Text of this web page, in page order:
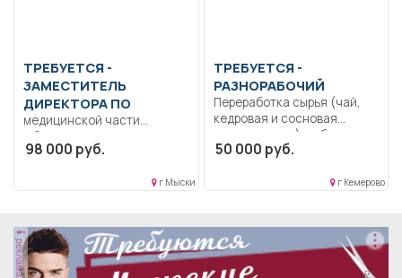
ТРЕБУЕТСЯ -
ЗАМЕСТИТЕЛЬ
ДИРЕКТОРА ПО
медицинской части
Образование: Высшее
образование —
98 000 руб.
г Мыски
ТРЕБУЕТСЯ -
РАЗНОРАБОЧИЙ
Переработка сырья (чай,
кедровая и сосновая
шишка, ягоды); работа...
50 000 руб.
г Кемерово
реклама